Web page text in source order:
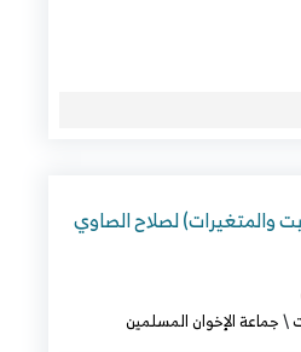
والمتغيرات) لصلاح الصاوي
\جماعة الإخوان المسلمين